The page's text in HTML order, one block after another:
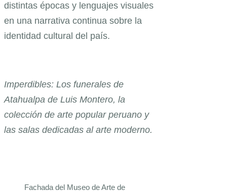
distintas épocas y lenguajes visuales
en una narrativa continua sobre la
identidad cultural del país.
Imperdibles: Los funerales de
Atahualpa de Luis Montero, la
colección de arte popular peruano y
las salas dedicadas al arte moderno.
Fachada del Museo de Arte de